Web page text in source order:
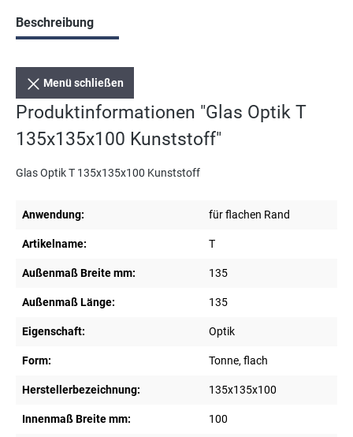
Beschreibung
Menü schließen
Produktinformationen "Glas Optik T
135x135x100 Kunststoff"
Glas Optik T 135x135x100 Kunststoff
Anwendung: für flachen Rand
Artikelname: T
Außenmaß Breite mm: 135
Außenmaß Länge: 135
Eigenschaft: Optik
Form: Tonne, flach
Herstellerbezeichnung: 135x135x100
Innenmaß Breite mm: 100